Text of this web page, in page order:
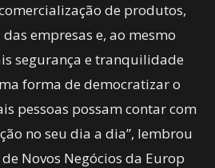
de produtos,
empresas e, ao mesmo
segurança e tranquilidade
forma de democratizar o
pessoas possam contar com
no seu dia a dia”, lembrou
Novos Negócios da Europ